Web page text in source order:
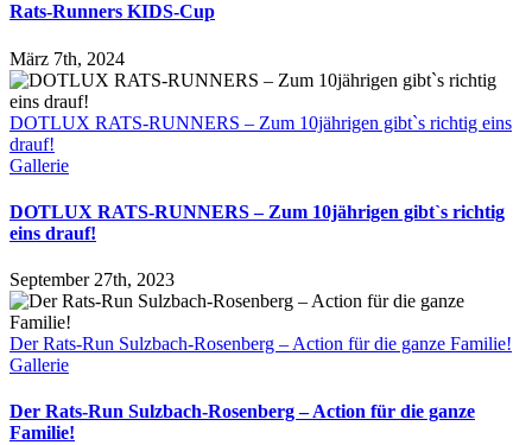
Rats-Runners KIDS-Cup
März 7th, 2024
DOTLUX RATS-RUNNERS – Zum 10jährigen gibt`s richtig eins
drauf!
Gallerie
DOTLUX RATS-RUNNERS – Zum 10jährigen gibt`s richtig
eins drauf!
September 27th, 2023
Der Rats-Run Sulzbach-Rosenberg – Action für die ganze Familie!
Gallerie
Der Rats-Run Sulzbach-Rosenberg – Action für die ganze
Familie!